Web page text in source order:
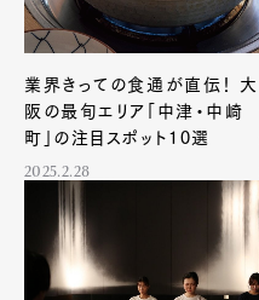
業界きっての食通が直伝！ 大
阪の最旬エリア「中津・中崎
町」の注目スポット10選
2025.2.28